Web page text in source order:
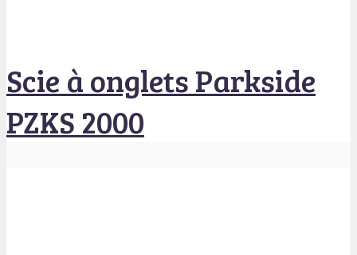
Scie à onglets Parkside
PZKS 2000